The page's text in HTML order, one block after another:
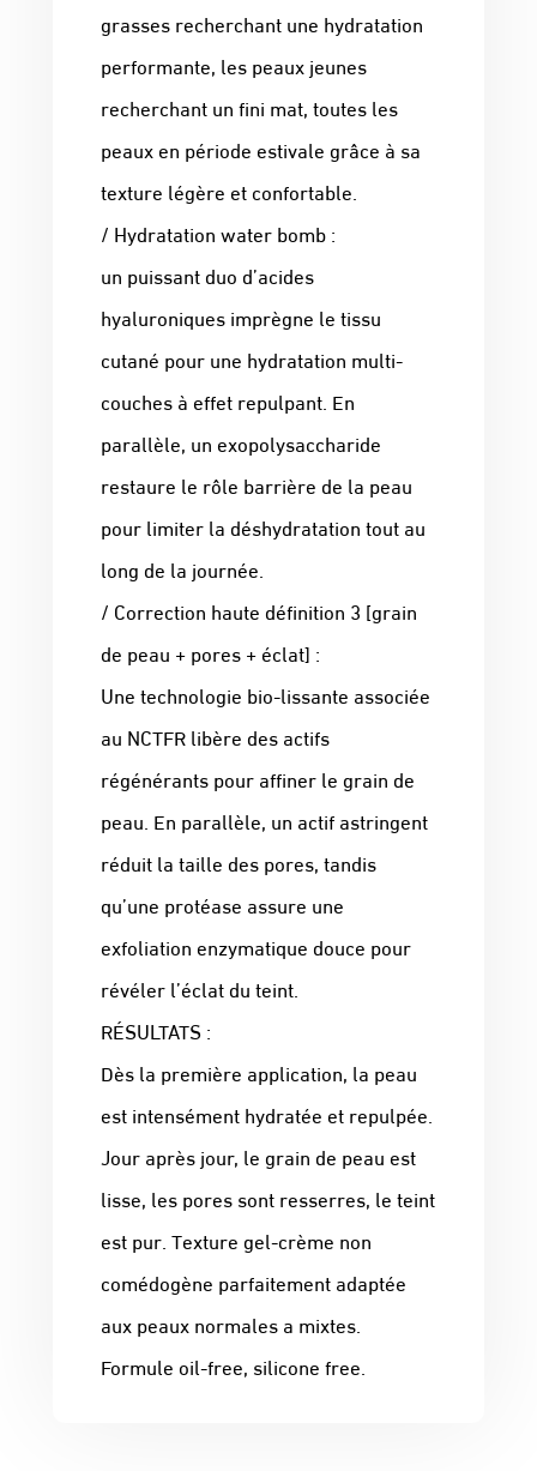
grasses recherchant une hydratation
performante, les peaux jeunes
recherchant un fini mat, toutes les
peaux en période estivale grâce à sa
texture légère et confortable.
/ Hydratation water bomb :
un puissant duo d’acides
hyaluroniques imprègne le tissu
cutané pour une hydratation multi-
couches à effet repulpant. En
parallèle, un exopolysaccharide
restaure le rôle barrière de la peau
pour limiter la déshydratation tout au
long de la journée.
/ Correction haute définition 3 [grain
de peau + pores + éclat] :
Une technologie bio-lissante associée
au NCTFR libère des actifs
régénérants pour affiner le grain de
peau. En parallèle, un actif astringent
réduit la taille des pores, tandis
qu’une protéase assure une
exfoliation enzymatique douce pour
révéler l’éclat du teint.
RÉSULTATS :
Dès la première application, la peau
est intensément hydratée et repulpée.
Jour après jour, le grain de peau est
lisse, les pores sont resserres, le teint
est pur. Texture gel-crème non
comédogène parfaitement adaptée
aux peaux normales a mixtes.
Formule oil-free, silicone free.